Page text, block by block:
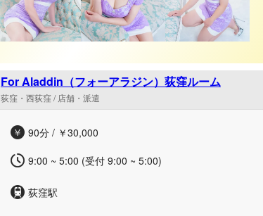
For Aladdin（フォーアラジン）荻窪ルーム
荻窪・西荻窪 / 店舗・派遣
90分 / ￥30,000
9:00 ~ 5:00 (受付 9:00 ~ 5:00)
荻窪駅